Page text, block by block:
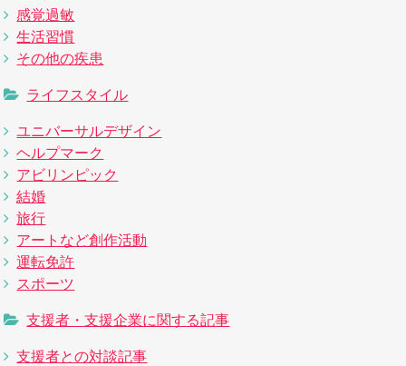
感覚過敏
生活習慣
その他の疾患
ライフスタイル
ユニバーサルデザイン
ヘルプマーク
アビリンピック
結婚
旅行
アートなど創作活動
運転免許
スポーツ
支援者・支援企業に関する記事
支援者との対談記事